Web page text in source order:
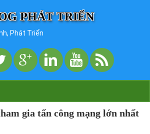
PHÁT TRIỂN
Phát Triển
o
g
g
gia tấn công mạng lớn nhất